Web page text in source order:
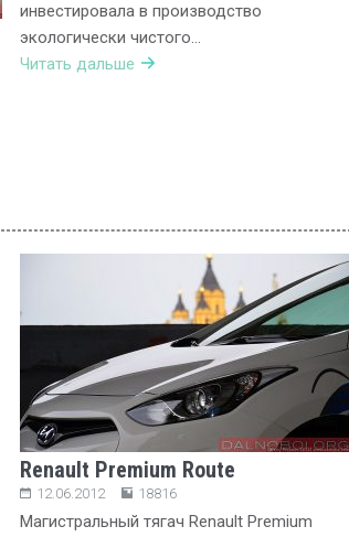
инвестировала в производство
экологически чистого…
Читать дальше
Renault Premium Route
12.06.2012 18816
Магистральный тягач Renault Premium